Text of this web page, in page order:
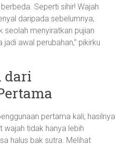
Seperti sihir! Wajah
daripada sebelumnya;
seolah menyiratkan pujian
awal perubahan,” pikirku
dari
pertama kali; hasilnya
wajah tidak hanya lebih
halus bak sutra. Melihat